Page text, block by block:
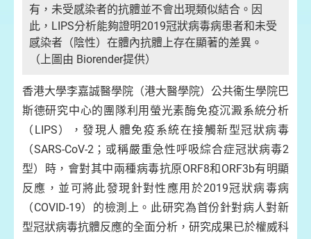
有，未受感染者的抗體並不會出現類似結合。因
此，LIPS分析能夠證明2019冠狀病毒病患者和未受
感染者（陰性）在體內抗體上存在顯著的差異。
（上圖由 Biorender提供）
香港大學李嘉誠醫學院（港大醫學院）公共衞生學院巴
斯德研究中心的團隊利用螢光素酶免疫沉澱系統分析
（LIPS），發現人體免疫系統在接觸新型冠狀病毒
（SARS-CoV-2；或稱嚴重急性呼吸綜合症冠狀病毒2
型）時，會對其中兩種病毒抗原ORF8和ORF3b有明顯
反應，並可將此發現針對性應用於2019冠狀病毒病
（COVID-19）的檢測上。此研究為首份針對病人對新
型冠狀病毒抗體反應的全面分析，研究成果已於權威科